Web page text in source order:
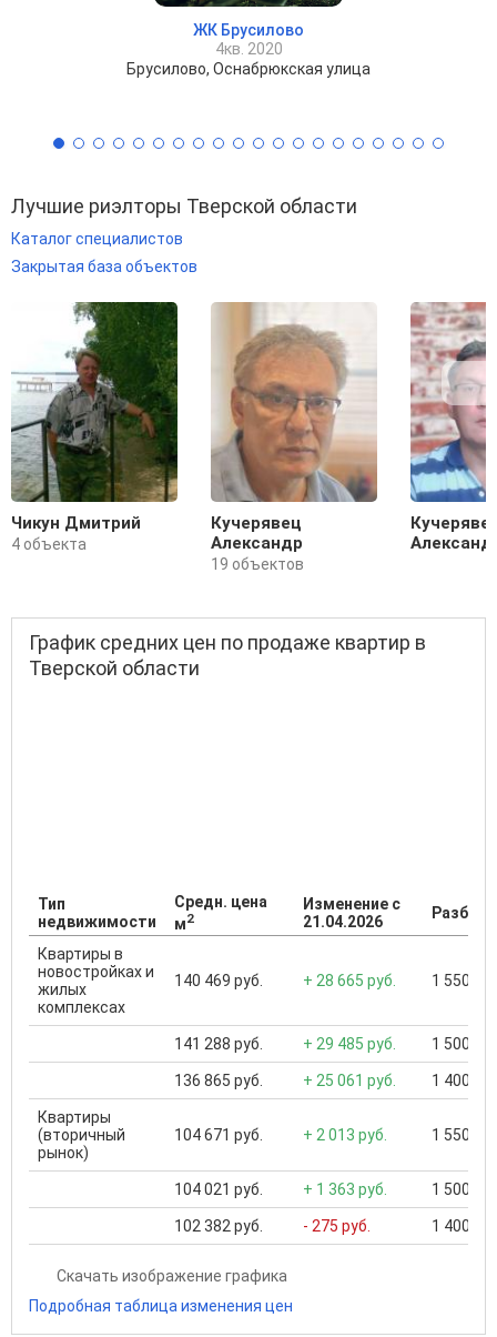
ЖК Брусилово
4кв. 2020
Брусилово, Оснабрюкская улица
Лучшие риэлторы Тверской области
Каталог специалистов
Закрытая база объектов
Чикун Дмитрий
4 объекта
Кучерявец
Александр
19 объектов
График средних цен по продаже квартир в
Тверской области
Тип
недвижимости
Средн. цена
м2
Изменение с
21.04.2026
Квартиры в
новостройках и
жилых
комплексах
140 469 руб. + 28 665 руб. 1 550
141 288 руб. + 29 485 руб. 1 500
136 865 руб. + 25 061 руб. 1 400
Квартиры
(вторичный
рынок)
104 671 руб. + 2 013 руб. 1 550
104 021 руб. + 1 363 руб. 1 500
102 382 руб. - 275 руб. 1 400
Скачать изображение графика
Подробная таблица изменения цен